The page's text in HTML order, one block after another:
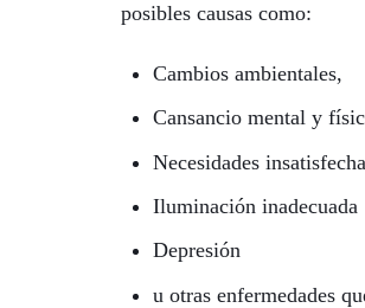
posibles causas como:
Cambios ambientales,
Cansancio mental y
Necesidades
Iluminación inadecuada
Depresión
u otras enfermedades